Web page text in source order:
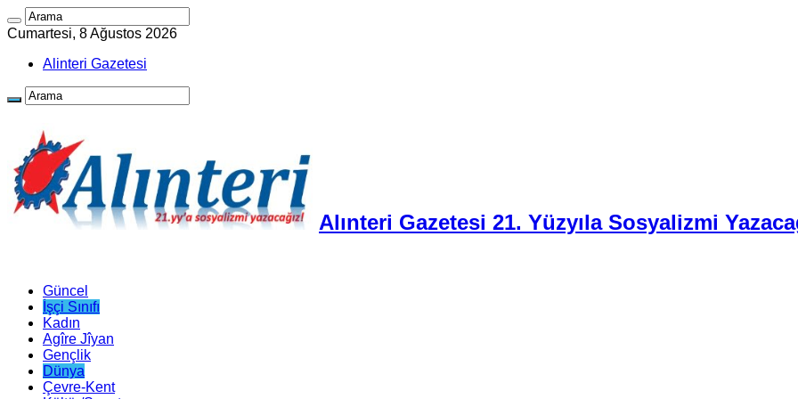
Cumartesi, 8 Ağustos 2026
Alinteri Gazetesi
Alınteri Gazetesi 21. Yüzyıla Sosyalizmi
Güncel
İşçi Sınıfı
Kadın
Agîre Jîyan
Gençlik
Dünya
Çevre-Kent